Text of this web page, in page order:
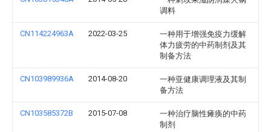
调料
CN114224963A 2022-03-25
一种用于增强免疫力缓解
体力疲劳的中药制剂及其
制备方法
CN103989936A 2014-08-20
一种亚健康调理液及其制
备方法
CN103585372B 2015-07-08
一种治疗脑性瘫痪的中药
制剂